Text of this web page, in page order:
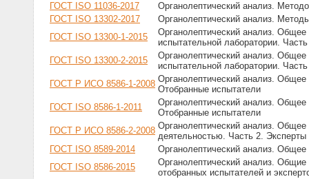
ГОСТ ISO 11036-2017
Органолептический анализ.
ГОСТ ISO 13302-2017
Органолептический анализ.
ГОСТ ISO 13300-1-2015
Органолептический анализ. Общее
испытательной лаборатории.
ГОСТ ISO 13300-2-2015
Органолептический анализ. Общее
испытательной лаборатории.
ГОСТ Р ИСО 8586-1-2008 Органолептический анализ.
Отобранные испытатели
ГОСТ ISO 8586-1-2011
Органолептический анализ.
Отобранные испытатели
ГОСТ Р ИСО 8586-2-2008 Органолептический анализ.
деятельностью. Часть 2. Эксперты
ГОСТ ISO 8589-2014
Органолептический анализ.
ГОСТ ISO 8586-2015
Органолептический анализ.
отобранных испытателей и